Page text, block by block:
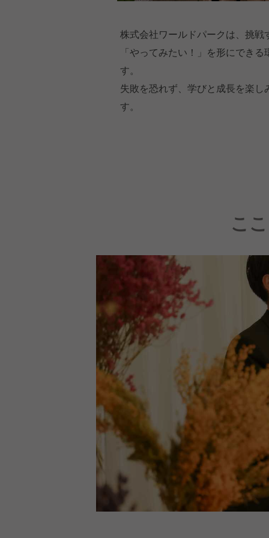
株式会社ワールドパークは、挑
「やってみたい！」を形にでき
す。
失敗を恐れず、学びと成長を楽
す。
こ